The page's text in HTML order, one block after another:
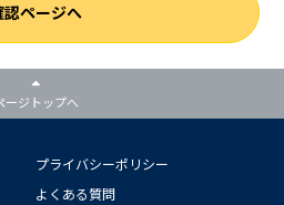
認ページへ
ージトップへ
プライバシーポリシー
よくある質問